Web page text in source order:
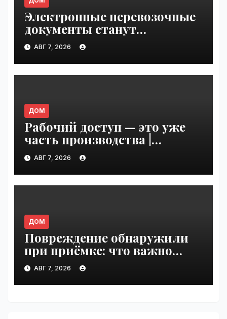
Электронные перевозочные
документы станут
обязательными с сентября
2026 года: готов ли рынок к
переходу | VseTime.ru
АВГ 7, 2026
ДОМ
Рабочий доступ — это уже
часть производства |
VseTime.ru
АВГ 7, 2026
ДОМ
Повреждение обнаружили
при приёмке: что важно
зафиксировать сразу |
VseTime.ru
АВГ 7, 2026